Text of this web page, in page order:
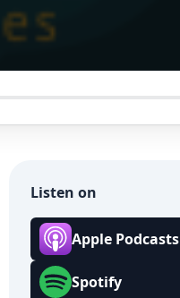
Listen on
Apple Podcasts
Spotify